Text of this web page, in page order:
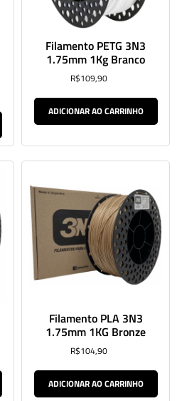
Filamento PETG 3N3
1.75mm 1Kg Branco
R$109,90
ADICIONAR AO CARRINHO
Filamento PLA 3N3
1.75mm 1KG Bronze
R$104,90
ADICIONAR AO CARRINHO